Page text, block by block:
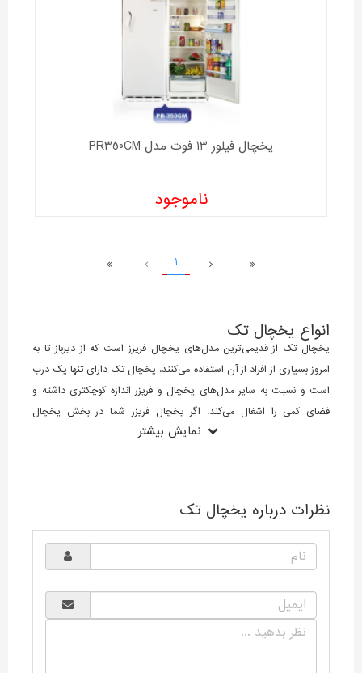
یخچال فیلور 13 فوت مدل PR350CM
ناموجود
1
انواع یخچال تک
یخچال تک از قدیمی‌ترین مدل‌های یخچال فریرز است که از دیرباز تا به
امروز بسیاری از افراد از آن استفاده می‌کنند. یخچال تک دارای تنها یک درب
است و نسبت به سایر مدل‌های یخچال و فریزر اندازه کوچکتری داشته و
فضای کمی را اشغال می‌کند. اگر یخچال فریزر شما در بخش یخچال
پاسخگو نیازهای شما نیست و با کمبود فضا در بخش یخچال مواجه هستید
نمایش بیشتر
نظرات درباره یخچال تک